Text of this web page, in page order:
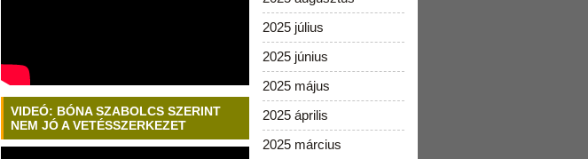
VIDEÓ: BÓNA SZABOLCS SZERINT
NEM JÓ A VETÉSSZERKEZET
2025 július
2025 június
2025 május
2025 április
2025 március